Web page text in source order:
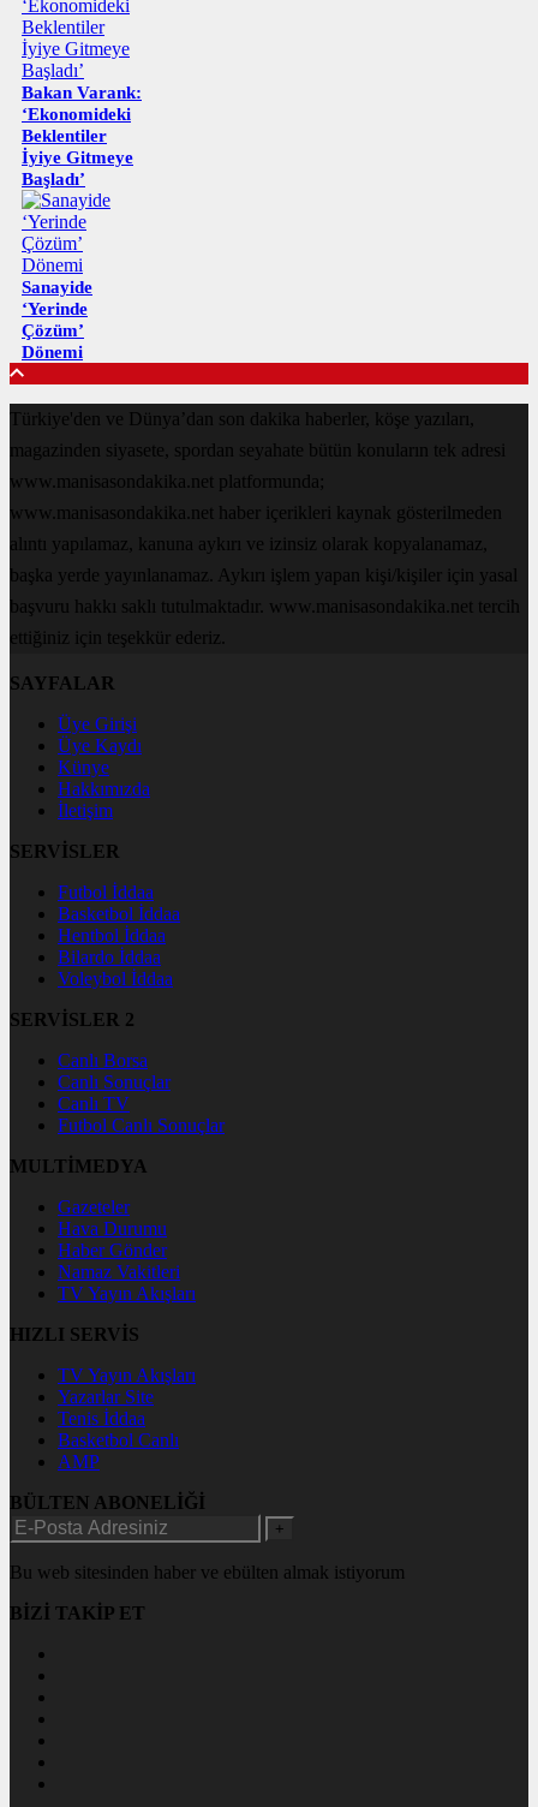
Bakan Varank:
‘Ekonomideki
Beklentiler
İyiye Gitmeye
Başladı’
Sanayide
‘Yerinde
Çözüm’
Dönemi
Türkiye'den ve Dünya’dan son dakika haberler, köşe yazıları,
magazinden siyasete, spordan seyahate bütün konuların tek adresi
www.manisasondakika.net platformunda;
www.manisasondakika.net haber içerikleri kaynak gösterilmeden
alıntı yapılamaz, kanuna aykırı ve izinsiz olarak kopyalanamaz,
başka yerde yayınlanamaz. Aykırı işlem yapan kişi/kişiler için yasal
başvuru hakkı saklı tutulmaktadır. www.manisasondakika.net tercih
ettiğiniz için teşekkür ederiz.
SAYFALAR
Üye Girişi
Üye Kaydı
Künye
Hakkımızda
İletişim
SERVİSLER
Futbol İddaa
Basketbol İddaa
Hentbol İddaa
Bilardo İddaa
Voleybol İddaa
SERVİSLER 2
Canlı Borsa
Canlı Sonuçlar
Canlı TV
Futbol Canlı Sonuçlar
MULTİMEDYA
Gazeteler
Hava Durumu
Haber Gönder
Namaz Vakitleri
TV Yayın Akışları
HIZLI SERVİS
TV Yayın Akışları
Yazarlar Site
Tenis İddaa
Basketbol Canlı
AMP
BÜLTEN ABONELİĞİ
+
Bu web sitesinden haber ve ebülten almak istiyorum
BİZİ TAKİP ET